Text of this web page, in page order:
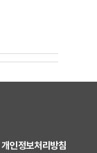
개인정보처리방침